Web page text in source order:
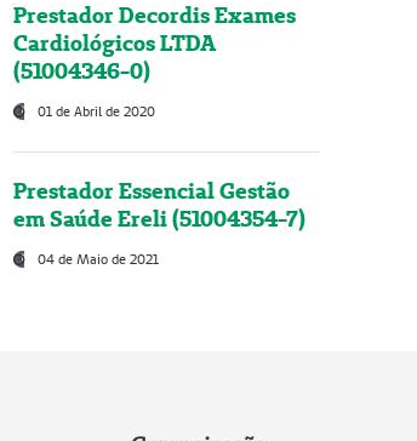
Prestador Decordis Exames
Cardiológicos LTDA
(51004346-0)
01 de Abril de 2020
Prestador Essencial Gestão
em Saúde Ereli (51004354-7)
04 de Maio de 2021